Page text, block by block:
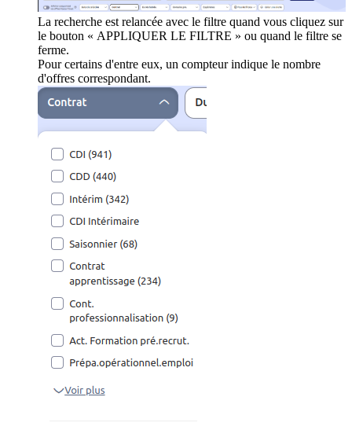
La recherche est relancée avec le filtre quand vous cliquez sur
le bouton « APPLIQUER LE FILTRE » ou quand le filtre se
ferme.
Pour certains d'entre eux, un compteur indique le nombre
d'offres correspondant.